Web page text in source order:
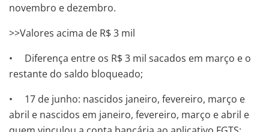
novembro e dezembro.
>>Valores acima de R$ 3 mil
• Diferença entre os R$ 3 mil sacados em março e o
restante do saldo bloqueado;
• 17 de junho: nascidos janeiro, fevereiro, março e
abril e nascidos em janeiro, fevereiro, março e abril e